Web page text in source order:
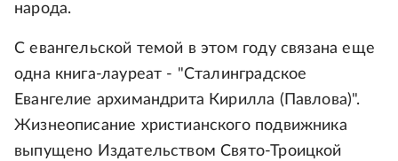
народа.
С евангельской темой в этом году связана еще
одна книга-лауреат - "Сталинградское
Евангелие архимандрита Кирилла (Павлова)".
Жизнеописание христианского подвижника
выпущено Издательством Свято-Троицкой